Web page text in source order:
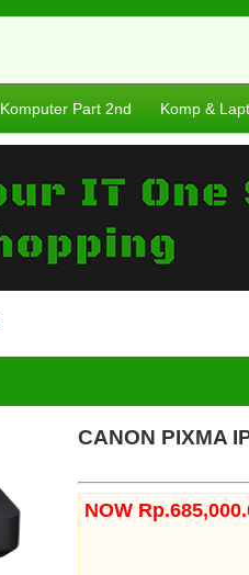
Komputer Part 2nd Komp &
CANON PIXMA
NOW